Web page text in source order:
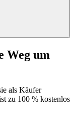
Weg um
als Käufer
zu 100 % kostenlos